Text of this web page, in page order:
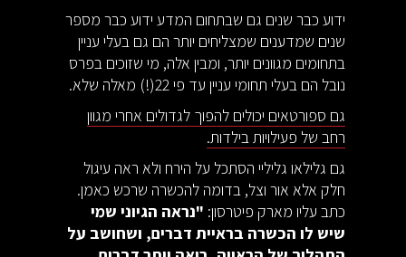
ידוע כבר שנים גם שבתחום המדע ידוע כבר מספר
שנים שמדענים שמצליחים יותר הם גם בעלי עניין
בתחומים מגוונים יותר, ומבין אלה, מי שזוכים בפרס
נובל הם בעלי תחומי עניין עד פי 22(!) מאלה שלא.
גם ספורטאים יכולים להפוך לגדולים אחרי מגוון
רחב של פעילויות בילדות.
גם גלילאו גליליי הסתכל על הירח ולא ראה עיגול
חלק אלא אור וצל, בדומה להכשרה שרכש כאמן.
כתב עליו מארק פיטרסון: "נראה הגיוני שמי
שיש לו הכשרה בראיית דברים, ושחושב על